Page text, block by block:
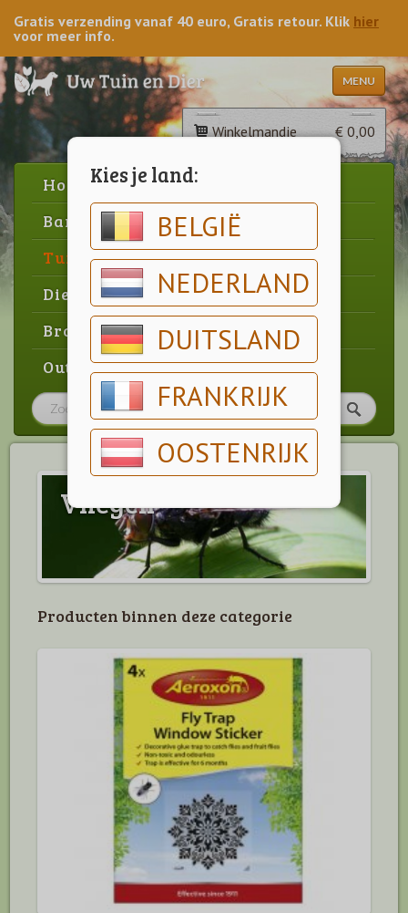
Kies je land:
BELGIË
NEDERLAND
DUITSLAND
FRANKRIJK
OOSTENRIJK
Gratis verzending vanaf 40 euro, Gratis retour. Klik hier
voor meer info.
MENU
Winkelmandje € 0,00
Home
Barbecue
Tuin
Dier
Brood & gebak
Outlet
Vliegen
Producten binnen deze categorie